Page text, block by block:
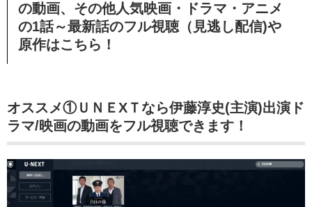
の動画、その他人気映画・ドラマ・アニメ
の1話～最新話のフル視聴（見逃し配信)や
原作はこちら！
オススメ①ＵＮＥXＴなら伊藤淳史(主演)出演ド
ラマ/映画の動画をフル視聴できます！